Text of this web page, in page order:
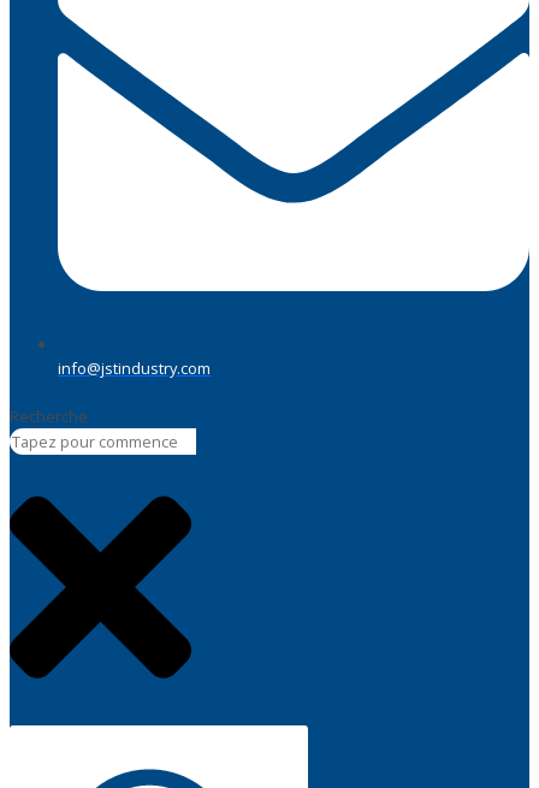
info@jstindustry.com
Recherche